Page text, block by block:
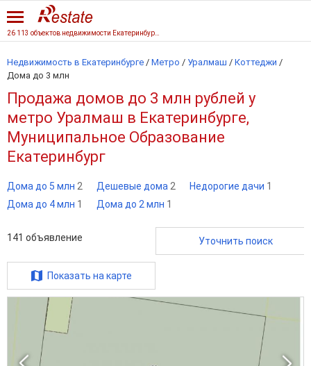
Недвижимость в Екатеринбурге / Метро / Уралмаш / Коттеджи /
Дома до 3 млн
Продажа домов до 3 млн рублей у
метро Уралмаш в Екатеринбурге,
Муниципальное Образование
Екатеринбург
Дома до 5 млн 2 Дешевые дома 2 Недорогие дачи 1
Дома до 4 млн 1 Дома до 2 млн 1
141 объявление Уточнить поиск
Показать на карте